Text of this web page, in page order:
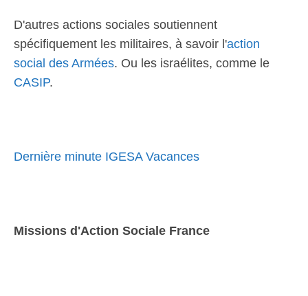
D'autres actions sociales soutiennent
spécifiquement les militaires, à savoir l'action
social des Armées. Ou les israélites, comme le
CASIP.
Dernière minute IGESA Vacances
Missions d'Action Sociale France